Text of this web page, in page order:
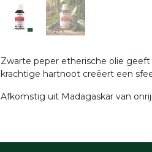
Zwarte peper etherische olie
krachtige hartnoot creëert een
Afkomstig uit Madagaskar van